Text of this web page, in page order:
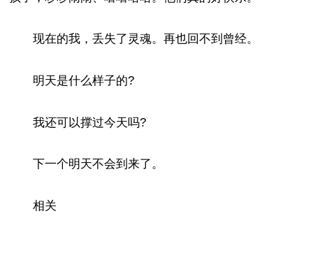
现在的我，丢失了灵魂。再也回不到曾经。
明天是什么样子的?
我还可以撑过今天吗?
下一个明天不会到来了。
相关